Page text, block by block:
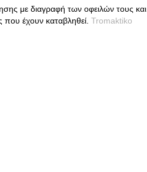
με διαγραφή των οφειλών τους και
έχουν καταβληθεί. Tromaktiko